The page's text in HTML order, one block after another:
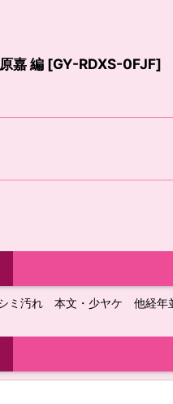
嘉 編 [GY-RDXS-0FJF]
ミ汚れ 本文・少ヤケ 他経年